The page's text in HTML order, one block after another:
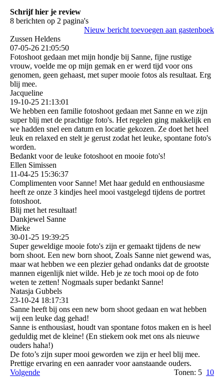
Schrijf hier je review
8 berichten op 2 pagina's
Nieuw bericht toevoegen aan gastenboek
Zussen Heldens
07-05-26 21:05:50
Fotoshoot gedaan met mijn hondje bij Sanne, fijne rustige
vrouw, voelde me op mijn gemak en er werd tijd voor ons
genomen, geen gehaast, met super mooie fotos als resultaat. Erg
blij mee.
Jacqueline
19-10-25 21:13:01
We hebben een familie fotoshoot gedaan met Sanne en we zijn
super blij met de prachtige foto's. Het regelen ging makkelijk en
we hadden snel een datum en locatie gekozen. Ze doet het heel
leuk en relaxed en stelt je gerust zodat het leuke, spontane foto's
worden.
Bedankt voor de leuke fotoshoot en mooie foto's!
Ellen Simissen
11-04-25 15:36:37
Complimenten voor Sanne! Met haar geduld en enthousiasme
heeft ze onze 3 kindjes heel mooi vastgelegd tijdens de portret
fotoshoot.
Blij met het resultaat!
Dankjewel Sanne
Mieke
30-01-25 19:39:25
Super geweldige mooie foto's zijn er gemaakt tijdens de new
born shoot. Een new born shoot, Zoals Sanne niet gewend was,
maar wat hebben we een plezier gehad ondanks dat de grootste
mannen eigenlijk niet wilde. Heb je ze toch mooi op de foto
weten te zetten! Nogmaals super bedankt Sanne!
Natasja Gubbels
23-10-24 18:17:31
Sanne heeft bij ons een new born shoot gedaan en wat hebben
wij een leuke dag gehad!
Sanne is enthousiast, houdt van spontane fotos maken en is heel
geduldig met de kleine! (En stiekem ook met ons als nieuwe
ouders haha!)
De foto’s zijn super mooi geworden we zijn er heel blij mee.
Prettige ervaring en een aanrader voor aanstaande ouders.
Volgende
Tonen: 5 10